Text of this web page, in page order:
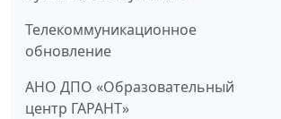
Телекоммуникационное
обновление
АНО ДПО «Образовательный
центр ГАРАНТ»